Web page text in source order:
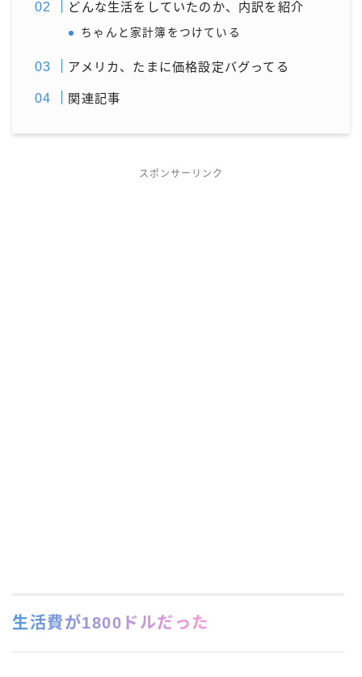
どんな生活をしていたのか、内訳を紹介
ちゃんと家計簿をつけている
アメリカ、たまに価格設定バグってる
関連記事
スポンサーリンク
生活費が1800ドルだった